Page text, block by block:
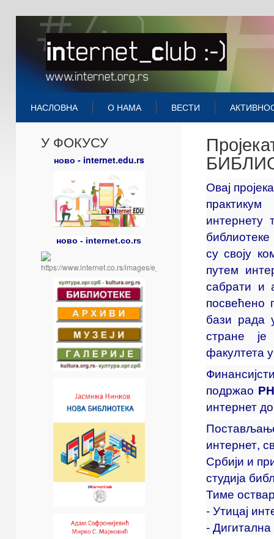
НАСЛОВНА О НАМА ВЕСТИ
У ФОКУСУ
ново - internet.edu.rs
ново - internet.co.rs
Овај
интернету
су своју
путем
сабрати и
посвећено
бази рада
стране
факултета
подржао
интернет
интернет,
Србији и
студија
Тиме
- Утицај
-